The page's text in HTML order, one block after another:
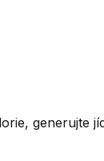
generujte